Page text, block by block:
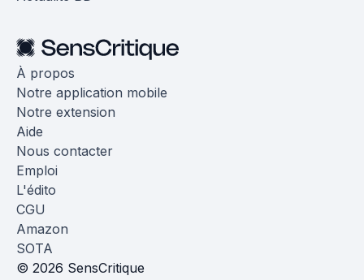
À propos
Notre application mobile
Notre extension
Aide
Nous contacter
Emploi
L'édito
CGU
Amazon
SOTA
© 2026 SensCritique